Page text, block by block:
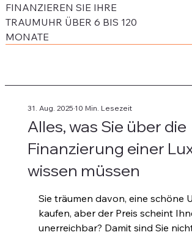
FINANZIEREN SIE IHRE
TRAUMUHR ÜBER 6 BIS 120
MONATE
Alles, was Sie über die
Finanzierung einer
wissen müssen
31. Aug. 202510 Min. Lesezeit
Sie träumen davon, eine schöne
kaufen, aber der Preis scheint
unerreichbar? Damit sind Sie